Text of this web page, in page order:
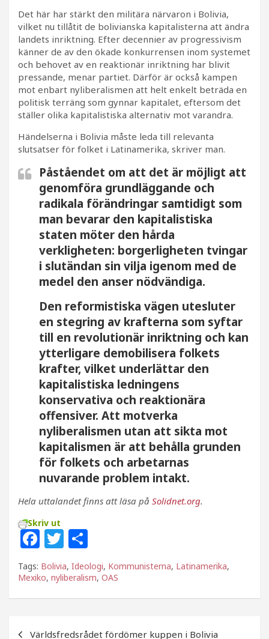
Det här har stärkt den militära närvaron i Bolivia,
vilket nu tillåtit de bolivianska kapitalisterna att ändra
landets inriktning. Efter decennier av progressivism
känner de av den ökade konkurrensen inom systemet
och behovet av en reaktionär inriktning har blivit
pressande, menar partiet. Därför är också kampen
mot enbart nyliberalismen att helt enkelt beträda en
politisk terräng som gynnar kapitalet, eftersom det
ställer olika kapitalistiska alternativ mot varandra.
Händelserna i Bolivia måste leda till relevanta
slutsatser för folket i Latinamerika, skriver man.
Påståendet om att det är möjligt att
genomföra grundläggande och
radikala förändringar samtidigt som
man bevarar den kapitalistiska
staten möter den hårda
verkligheten: borgerligheten tvingar
i slutändan sin vilja igenom med de
medel den anser nödvändiga.
Den reformistiska vägen utesluter
en stegring av krafterna som syftar
till en revolutionär inriktning och kan
ytterligare demobilisera folkets
krafter, vilket underlättar den
kapitalistiska ledningens
konservativa och reaktionära
offensiver. Att motverka
nyliberalismen utan att sikta mot
kapitalismen är att behålla grunden
för folkets och arbetarnas
nuvarande problem intakt.
Hela uttalandet finns att läsa på Solidnet.org.
Skriv ut
F
a
c
e
T
w
itt
e
el
a
Tags: Bolivia, Ideologi, Kommunisterna, Latinamerika,
Mexiko, nyliberalism, OAS
Världsfredsrådet fördömer kuppen i Bolivia